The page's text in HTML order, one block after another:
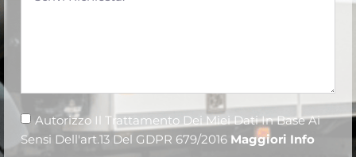
Autorizzo Il Trattamento Dei Miei Dati In Base Ai
Sensi Dell'art.13 Del GDPR 679/2016 Maggiori Info